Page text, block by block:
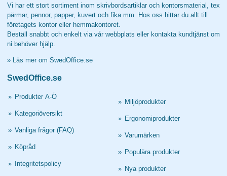
Vi har ett stort sortiment inom skrivbordsartiklar och kontorsmaterial, tex
pärmar, pennor, papper, kuvert och fika mm. Hos oss hittar du allt till
företagets kontor eller hemmakontoret.
Beställ snabbt och enkelt via vår webbplats eller kontakta kundtjänst om
ni behöver hjälp.
» Läs mer om SwedOffice.se
SwedOffice.se
» Produkter A-Ö
» Kategoriöversikt
» Vanliga frågor (FAQ)
» Köpråd
» Integritetspolicy
» Miljöprodukter
» Ergonomiprodukter
» Varumärken
» Populära produkter
» Nya produkter